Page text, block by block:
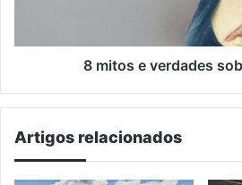
8 mitos e verdades
Artigos relacionados